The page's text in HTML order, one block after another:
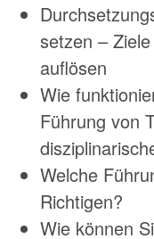
setzen –
auflösen
Wie
Führung von
Welche
Richtigen?
Wie können